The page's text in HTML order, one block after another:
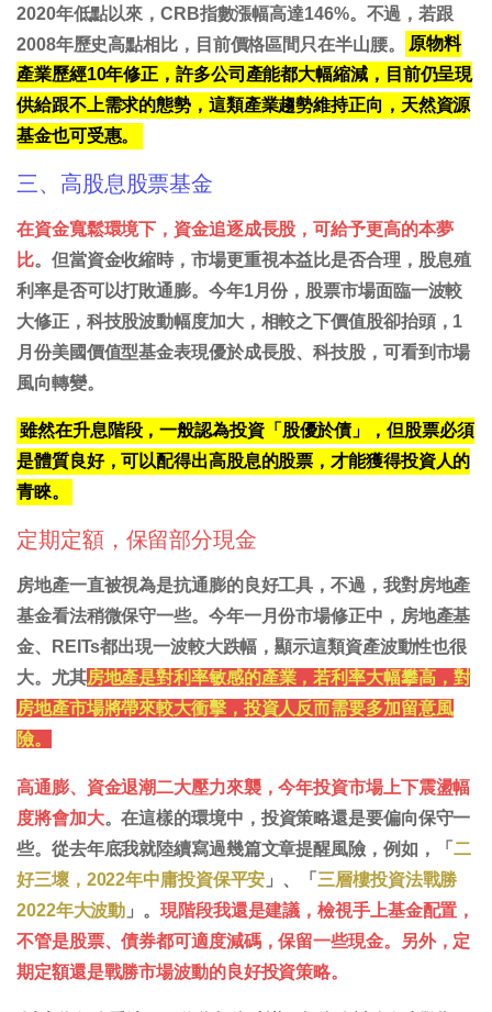
2020年低點以來，CRB指數漲幅高達146%。不過，若跟
2008年歷史高點相比，目前價格區間只在半山腰。
原物料
產業歷經10年修正，許多公司產能都大幅縮減，目前仍呈現
供給跟不上需求的態勢，這類產業趨勢維持正向，天然資源
基金也可受惠。
三、高股息股票基金
在資金寬鬆環境下，資金追逐成長股，可給予更高的本夢
比。但當資金收縮時，市場更重視本益比是否合理，股息殖
利率是否可以打敗通膨。今年1月份，股票市場面臨一波較
大修正，科技股波動幅度加大，相較之下價值股卻抬頭，1
月份美國價值型基金表現優於成長股、科技股，可看到市場
風向轉變。
雖然在升息階段，一般認為投資「股優於債」，但股票必須
是體質良好，可以配得出高股息的股票，才能獲得投資人的
青睞。
定期定額，保留部分現金
房地產一直被視為是抗通膨的良好工具，不過，我對房地產
基金看法稍微保守一些。今年一月份市場修正中，房地產基
金、REITs都出現一波較大跌幅，顯示這類資產波動性也很
大。尤其房地產是對利率敏感的產業，若利率大幅攀高，對
房地產市場將帶來較大衝擊，投資人反而需要多加留意風
險。
高通膨、資金退潮二大壓力來襲，今年投資市場上下震盪幅
度將會加大。在這樣的環境中，投資策略還是要偏向保守一
些。從去年底我就陸續寫過幾篇文章提醒風險，例如，「 二
好三壞，2022年中庸投資保平安 」、「 三層樓投資法戰勝
2022年大波動 」。現階段我還是建議，檢視手上基金配置，
不管是股票、債券都可適度減碼，保留一些現金。另外，定
期定額還是戰勝市場波動的良好投資策略。